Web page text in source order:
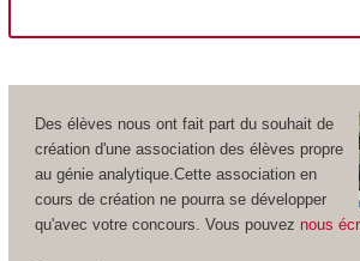
Des élèves nous ont fait part du souhait de
création d'une association des élèves propre
au génie analytique.Cette association en
cours de création ne pourra se développer
qu'avec votre concours. Vous pouvez nous